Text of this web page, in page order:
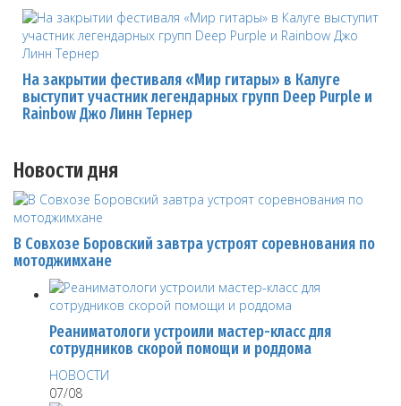
На закрытии фестиваля «Мир гитары» в Калуге
выступит участник легендарных групп Deep Purple и
Rainbow Джо Линн Тернер
Новости дня
В Совхозе Боровский завтра устроят соревнования по
мотоджимхане
Реаниматологи устроили мастер-класс для
сотрудников скорой помощи и роддома
НОВОСТИ
07/08